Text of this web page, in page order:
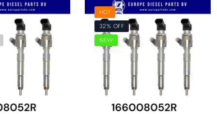
HOT
32% OFF
NEW